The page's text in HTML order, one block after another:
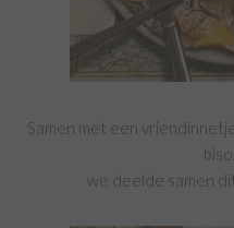
Samen met een
we deelde samen